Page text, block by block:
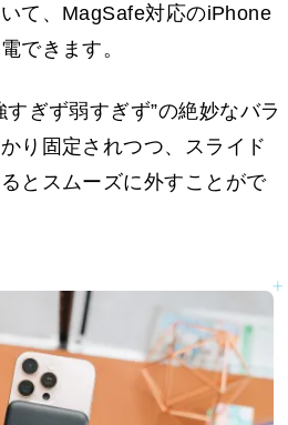
て、MagSafe対応のiPhone
できます。
ぎず弱すぎず”の絶妙なバラ
り固定されつつ、スライド
とスムーズに外すことがで